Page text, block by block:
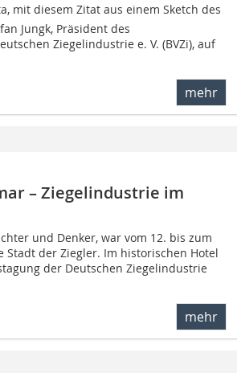
mit diesem Zitat aus einem Sketch des
Jungk, Präsident des
Ziegelindustrie e. V. (BVZi), auf
mehr
– Ziegelindustrie im
und Denker, war vom 12. bis zum
Stadt der Ziegler. Im historischen Hotel
der Deutschen Ziegelindustrie
mehr